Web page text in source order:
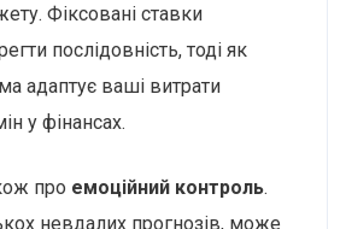
Фіксовані ставки
послідовність, тоді як
адаптує ваші витрати
у фінансах.
про емоційний контроль.
невдалих прогнозів, може